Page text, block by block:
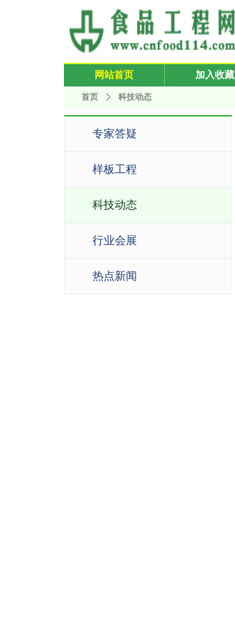
网站首页 加入收藏
首页 科技动态
专家答疑
样板工程
科技动态
行业会展
热点新闻